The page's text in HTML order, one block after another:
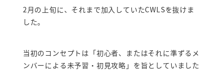
2月の上旬に、それまで加入していたCWLSを抜けま
した。
当初のコンセプトは「初心者、またはそれに準ずるメ
ンバーによる未予習・初見攻略」を旨としていました